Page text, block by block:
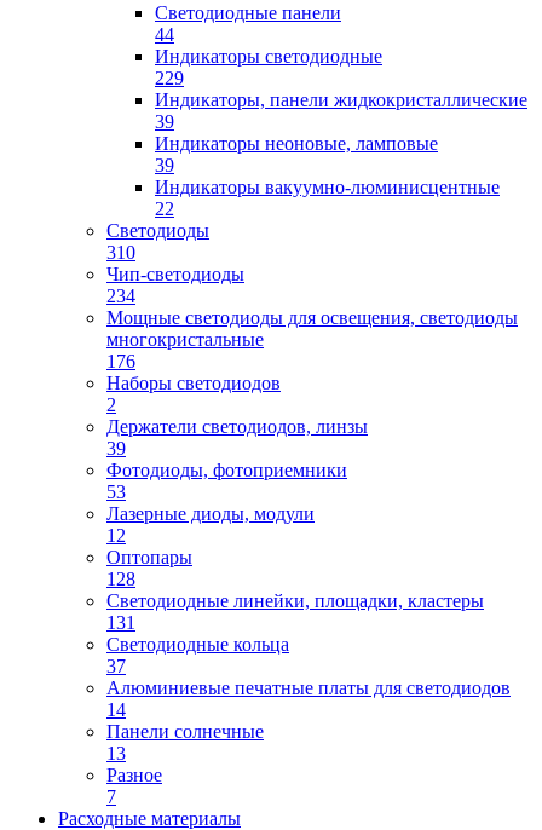
Светодиодные панели
44
Индикаторы светодиодные
229
Индикаторы, панели жидкокристаллические
39
Индикаторы неоновые, ламповые
39
Индикаторы вакуумно-люминисцентные
22
Светодиоды
310
Чип-светодиоды
234
Мощные светодиоды для освещения, светодиоды
многокристальные
176
Наборы светодиодов
2
Держатели светодиодов, линзы
39
Фотодиоды, фотоприемники
53
Лазерные диоды, модули
12
Оптопары
128
Светодиодные линейки, площадки, кластеры
131
Светодиодные кольца
37
Алюминиевые печатные платы для светодиодов
14
Панели солнечные
13
Разное
7
Расходные материалы